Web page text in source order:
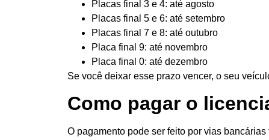
Placas final 3 e 4: até agosto
Placas final 5 e 6: até setembro
Placas final 7 e 8: até outubro
Placa final 9: até novembro
Placa final 0: até dezembro
Se você deixar esse prazo vencer, o seu
Como pagar o
O pagamento pode ser feito por vias